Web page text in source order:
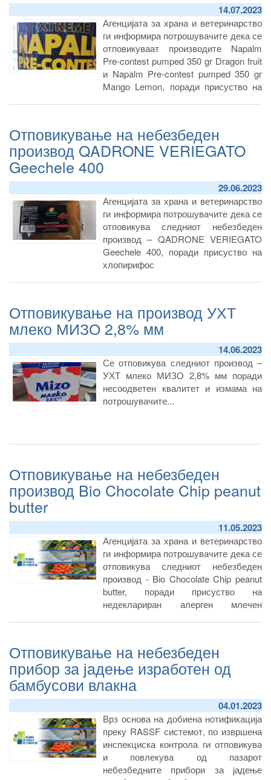
1. Napalm Pre-contest pumped
stimulant free 350 gr
-Dragon fruit
Лот: NPS220107DFRMIRYAS
Рок на употреба: 01.2025
-Mango lemon
Лот: NPS220107MLEMIRYAS
Рок на употреба: 01.2025
-Mango lemon
Лот: NPS220224MLE
Рок на употреба: 02.2024
14.07.2023
Агенцијата за храна и ветеринарство
ги информира потрошувачите дека се
отповикуваат производите Napalm
Pre-contest pumped 350 gr Dragon fruit
и Napalm Pre-contest pumped 350 gr
Mango Lemon, поради присуство на
Отповикување на небезбеден
производ QADRONE VERIEGATO
Geechele 400
29.06.2023
Агенцијата за храна и ветеринарство
ги информира потрошувачите дека се
отповикува следниот небезбеден
производ – QADRONE VERIEGATO
Geechele 400, поради присуство на
хлопирифос
Отповикување на производ УХТ
млеко МИЗО 2,8% мм
14.06.2023
Се отповикува следниот производ –
УХТ млеко МИЗО 2,8% мм поради
несоодветен квалитет и измама на
потрошувачите...
Отповикување на небезбеден
производ Bio Chocolate Chip peanut
butter
11.05.2023
Агенцијата за храна и ветеринарство
ги информира потрошувачите дека се
отповикува следниот небезбеден
производ - Bio Chocolate Chip peanut
butter, поради присуство на
недеклариран алерген млечен
Отповикување на небезбеден
прибор за јадење изработен од
бамбусови влакна
04.01.2023
Врз основа на добиена нотификација
преку RASSF системот, по извршена
инспекциска контрола ги отповикува
и повлекува од пазарот
небезбедните прибори за јадење